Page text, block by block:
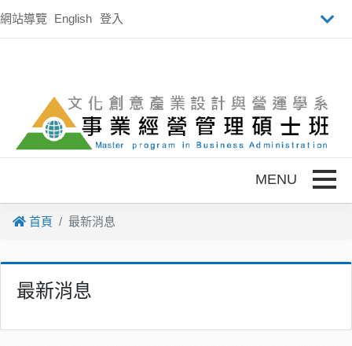
網站導覽 English 登入
首頁 最新消息
最新消息